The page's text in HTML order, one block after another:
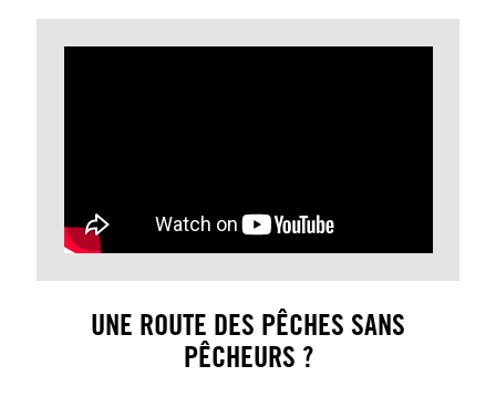
UNE ROUTE DES PÊCHES SANS
PÊCHEURS ?